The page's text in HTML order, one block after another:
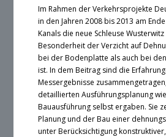
Im Rahmen der Verkehrsprojekte
in den Jahren 2008 bis 2013 am
Kanals die neue Schleuse
Besonderheit der Verzicht auf
bei der Bodenplatte als auch bei
ist. In dem Beitrag sind die
Messergebnisse
detaillierten Ausführungsplanung
Bauausführung selbst ergaben. Sie
Planung und der Bau einer
unter Berücksichtigung